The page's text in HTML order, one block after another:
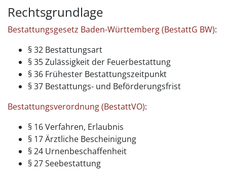
Rechtsgrundlage
Bestattungsgesetz Baden-Württemberg (BestattG BW):
§ 32 Bestattungsart
§ 35 Zulässigkeit der Feuerbestattung
§ 36 Frühester Bestattungszeitpunkt
§ 37 Bestattungs- und Beförderungsfrist
Bestattungsverordnung (BestattVO):
§ 16 Verfahren, Erlaubnis
§ 17 Ärztliche Bescheinigung
§ 24 Urnenbeschaffenheit
§ 27 Seebestattung